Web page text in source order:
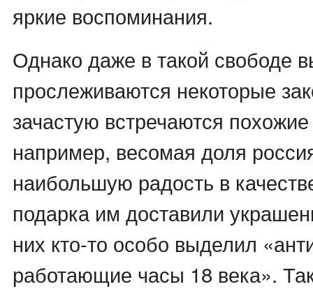
яркие воспоминания.
Однако даже в такой свободе
прослеживаются некоторые
зачастую встречаются
например, весомая доля
наибольшую радость в
подарка им доставили
них кто-то особо выделил
работающие часы 18 века».